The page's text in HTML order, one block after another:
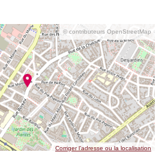
© contributeurs OpenStreetMap
Corriger l’adresse ou la localisation